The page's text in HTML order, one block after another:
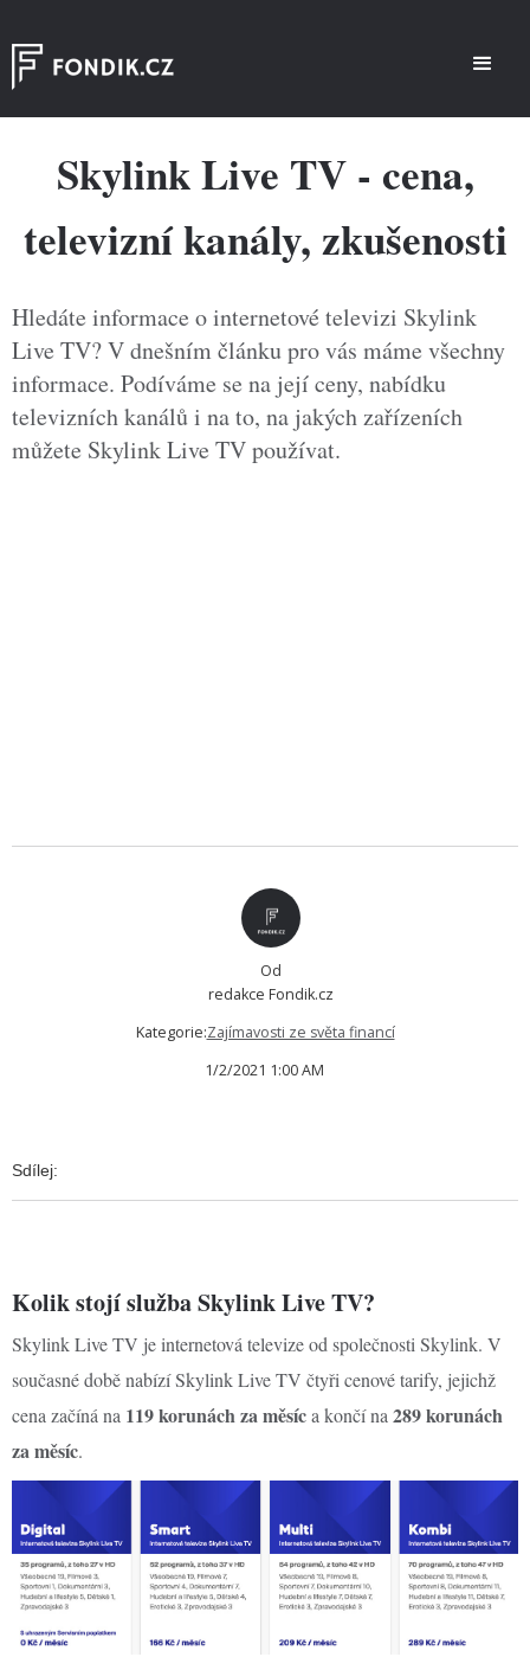
Skylink Live TV - cena,
televizní kanály, zkušenosti
Hledáte informace o internetové televizi Skylink
Live TV? V dnešním článku pro vás máme všechny
informace. Podíváme se na její ceny, nabídku
televizních kanálů i na to, na jakých zařízeních
můžete Skylink Live TV používat.
Od
redakce Fondik.cz
Kategorie:Zajímavosti ze světa financí
1/2/2021 1:00 AM
Sdílej:
Kolik stojí služba Skylink Live TV?
Skylink Live TV je internetová televize od společnosti Skylink. V
současné době nabízí Skylink Live TV čtyři cenové tarify, jejichž
cena začíná na 119 korunách za měsíca končí na 289 korunách
za měsíc.